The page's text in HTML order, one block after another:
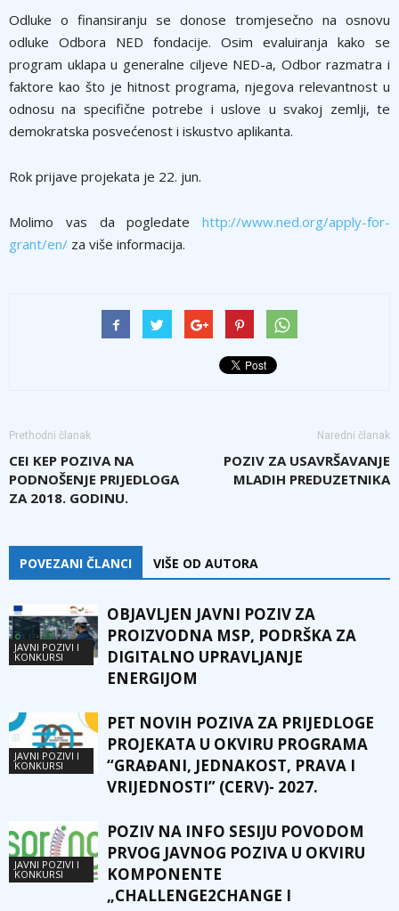
Odluke o finansiranju se donose tromjesečno na osnovu
odluke Odbora NED fondacije. Osim evaluiranja kako se
program uklapa u generalne ciljeve NED-a, Odbor razmatra i
faktore kao što je hitnost programa, njegova relevantnost u
odnosu na specifične potrebe i uslove u svakoj zemlji, te
demokratska posvećenost i iskustvo aplikanta.
Rok prijave projekata je 22. jun.
Molimo vas da pogledate http://www.ned.org/apply-for-
grant/en/ za više informacija.
Prethodni članak
CEI KEP POZIVA NA
PODNOŠENJE PRIJEDLOGA
ZA 2018. GODINU.
Naredni članak
POZIV ZA USAVRŠAVANJE
MLADIH PREDUZETNIKA
POVEZANI ČLANCI VIŠE OD AUTORA
JAVNI POZIVI I
KONKURSI
OBJAVLJEN JAVNI POZIV ZA
PROIZVODNA MSP, PODRŠKA ZA
DIGITALNO UPRAVLJANJE
ENERGIJOM
JAVNI POZIVI I
KONKURSI
PET NOVIH POZIVA ZA PRIJEDLOGE
PROJEKATA U OKVIRU PROGRAMA
“GRAĐANI, JEDNAKOST, PRAVA I
VRIJEDNOSTI” (CERV)- 2027.
JAVNI POZIVI I
KONKURSI
POZIV NA INFO SESIJU POVODOM
PRVOG JAVNOG POZIVA U OKVIRU
KOMPONENTE
„CHALLENGE2CHANGE I